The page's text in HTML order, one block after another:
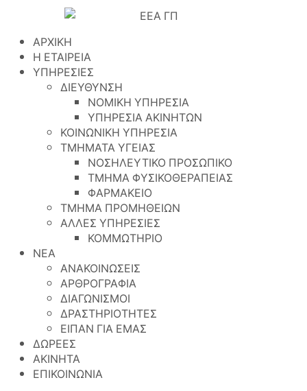
ΑΡΧΙΚΗ
Η ΕΤΑΙΡΕΙΑ
ΥΠΗΡΕΣΙΕΣ
ΔΙΕΥΘΥΝΣΗ
ΝΟΜΙΚΗ ΥΠΗΡΕΣΙΑ
ΥΠΗΡΕΣΙΑ ΑΚΙΝΗΤΩΝ
ΚΟΙΝΩΝΙΚΗ ΥΠΗΡΕΣΙΑ
ΤΜΗΜΑΤΑ ΥΓΕΙΑΣ
ΝΟΣΗΛΕΥΤΙΚΟ ΠΡΟΣΩΠΙΚΟ
ΤΜΗΜΑ ΦΥΣΙΚΟΘΕΡΑΠΕΙΑΣ
ΦΑΡΜΑΚΕΙΟ
ΤΜΗΜΑ ΠΡΟΜΗΘΕΙΩΝ
ΑΛΛΕΣ ΥΠΗΡΕΣΙΕΣ
ΚΟΜΜΩΤΗΡΙΟ
ΝΕΑ
ΑΝΑΚΟΙΝΩΣΕΙΣ
ΑΡΘΡΟΓΡΑΦΙΑ
ΔΙΑΓΩΝΙΣΜΟΙ
ΔΡΑΣΤΗΡΙΟΤΗΤΕΣ
ΕΙΠΑΝ ΓΙΑ ΕΜΑΣ
ΔΩΡΕΕΣ
ΑΚΙΝΗΤΑ
ΕΠΙΚΟΙΝΩΝΙΑ